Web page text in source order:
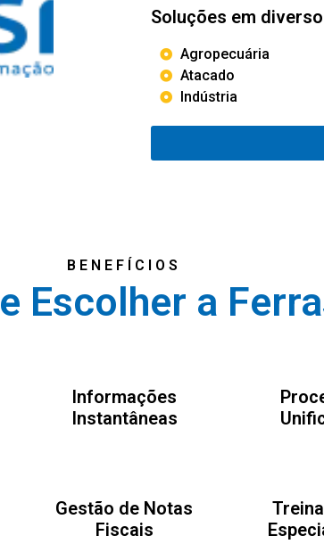
Soluções em
Agropecuária
Atacado
Indústria
BENEFÍCIOS
Escolher a
Informações
Instantâneas
Gestão de Notas
Fiscais